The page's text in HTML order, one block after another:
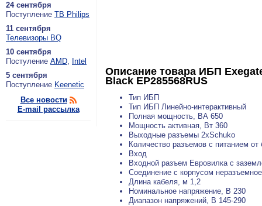
24 сентября
По­ступ­ле­ние ТВ Philips
11 сентября
Теле­ви­зо­ры BQ
10 сентября
По­сту­ле­ние AMD, Intel
5 сентября
По­ступ­ле­ние Keenetic
Все новости
E-mail рассылка
Описание товара ИБП
Black EP285568RUS
Тип ИБП
Тип ИБП Линейно-интерактивный
Полная мощность, ВА 650
Мощность активная, Вт 360
Выходные разъемы 2xSchuko
Количество разъемов с питанием
Вход
Входной разъем Евровилка с
Соединение с корпусом неразъемное
Длина кабеля, м 1,2
Номинальное напряжение, В 230
Диапазон напряжений, В 145-290